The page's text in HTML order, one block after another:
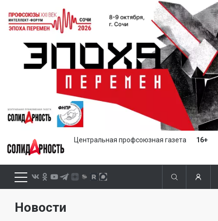
Центральная профсоюзная газета 16+
Новости